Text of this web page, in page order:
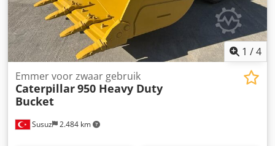
1 /4
Susuz 2.484 km
Emmer voor zwaar gebruik
Caterpillar950 Heavy Duty
Bucket